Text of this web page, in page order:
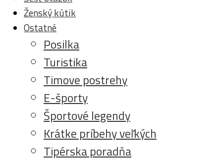
Ženský kútik
Ostatné
Posilka
Turistika
Timove postrehy
E-športy
Športové legendy
Krátke príbehy veľkých
Tipérska poradňa